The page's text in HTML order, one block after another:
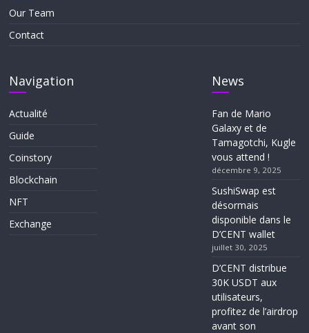
Our Team
Contact
Navigation
Actualité
Guide
Coinstory
Blockchain
NFT
Exchange
News
Fan de Mario
Galaxy et de
Tamagotchi, Kugle
vous attend !
décembre 9, 2025
SushiSwap est
désormais
disponible dans le
D’CENT wallet
juillet 30, 2025
D’CENT distribue
30K USDT aux
utilisateurs,
profitez de l’airdrop
avant son